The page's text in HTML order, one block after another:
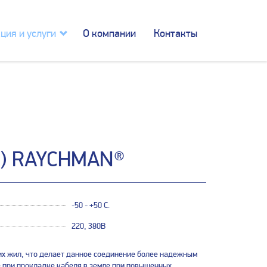
и услуги О компании Контакты
-50 - +50 C.
220, 380В
жил, что делает данное соединение более надежным